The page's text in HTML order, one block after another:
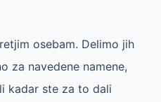
osebam. Delimo jih
za navedene namene,
kadar ste za to dali